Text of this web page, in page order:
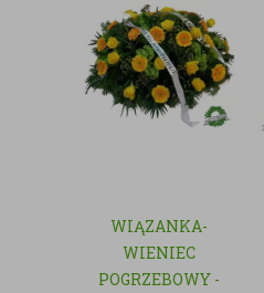
WIĄZANKA-
WIENIEC
POGRZEBOWY -